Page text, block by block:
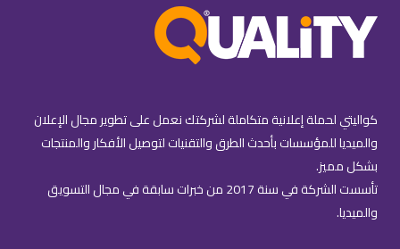
كواليتي لحملة إعلانية متكاملة لشركتك نعمل على تطوير مجال الإعلان
والميديا للمؤسسات بأحدث الطرق والتقنيات لتوصيل الأفكار والمنتجات
بشكل مميز.
تأسست الشركة في سنة 2017 من خبرات سابقة في مجال التسويق
والميديا.